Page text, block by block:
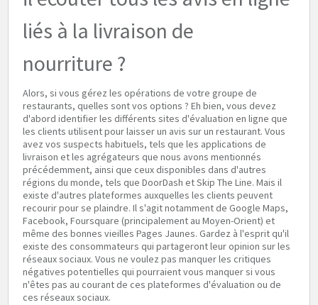
liés à la livraison de
nourriture ?
Alors, si vous gérez les opérations de votre groupe de
restaurants, quelles sont vos options ? Eh bien, vous devez
d'abord identifier les différents sites d'évaluation en ligne que
les clients utilisent pour laisser un avis sur un restaurant. Vous
avez vos suspects habituels, tels que les applications de
livraison et les agrégateurs que nous avons mentionnés
précédemment, ainsi que ceux disponibles dans d'autres
régions du monde, tels que DoorDash et Skip The Line. Mais il
existe d'autres plateformes auxquelles les clients peuvent
recourir pour se plaindre. Il s'agit notamment de Google Maps,
Facebook, Foursquare (principalement au Moyen-Orient) et
même des bonnes vieilles Pages Jaunes. Gardez à l'esprit qu'il
existe des consommateurs qui partageront leur opinion sur les
réseaux sociaux. Vous ne voulez pas manquer les critiques
négatives potentielles qui pourraient vous manquer si vous
n'êtes pas au courant de ces plateformes d'évaluation ou de
ces réseaux sociaux.